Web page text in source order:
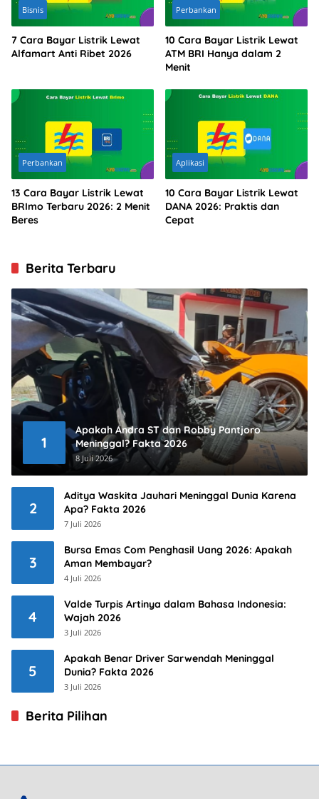
Bisnis
7 Cara Bayar Listrik Lewat
Alfamart Anti Ribet 2026
Perbankan
10 Cara Bayar Listrik Lewat
ATM BRI Hanya dalam 2
Menit
Perbankan
13 Cara Bayar Listrik Lewat
BRImo Terbaru 2026: 2 Menit
Beres
Aplikasi
10 Cara Bayar Listrik Lewat
DANA 2026: Praktis dan
Cepat
Berita Terbaru
1
Apakah Andra ST dan Robby Pantjoro
Meninggal? Fakta 2026
8 Juli 2026
2
Aditya Waskita Jauhari Meninggal Dunia Karena
Apa? Fakta 2026
7 Juli 2026
3
Bursa Emas Com Penghasil Uang 2026: Apakah
Aman Membayar?
4 Juli 2026
4
Valde Turpis Artinya dalam Bahasa Indonesia:
Wajah 2026
3 Juli 2026
5
Apakah Benar Driver Sarwendah Meninggal
Dunia? Fakta 2026
3 Juli 2026
Berita Pilihan